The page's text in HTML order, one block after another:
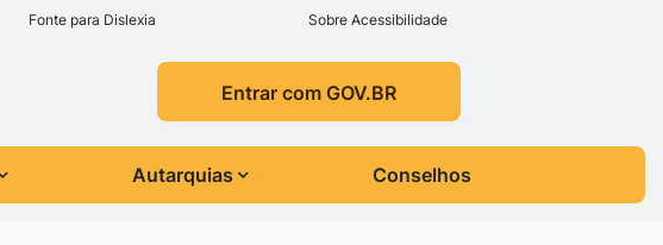
Fonte para Dislexia Sobre Acessibilidade
Entrar com GOV.BR
Autarquias Conselhos